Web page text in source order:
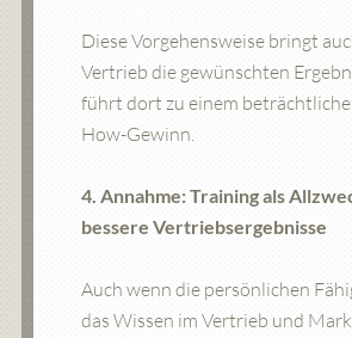
Diese Vorgehensweise bringt
Vertrieb die gewünschten
führt dort zu einem
How-Gewinn.
4. Annahme: Training als
bessere Vertriebsergebnisse
Auch wenn die persönlichen
das Wissen im Vertrieb und